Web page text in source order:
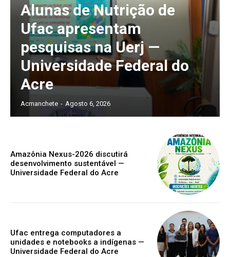
Alunas de Nutrição de
Ufac apresentam
pesquisas na Uerj —
Universidade Federal do
Acre
Acmanchete - Agosto 6, 2026
Amazônia Nexus-2026 discutirá
desenvolvimento sustentável —
Universidade Federal do Acre
Ufac entrega computadores a
unidades e notebooks a indígenas —
Universidade Federal do Acre